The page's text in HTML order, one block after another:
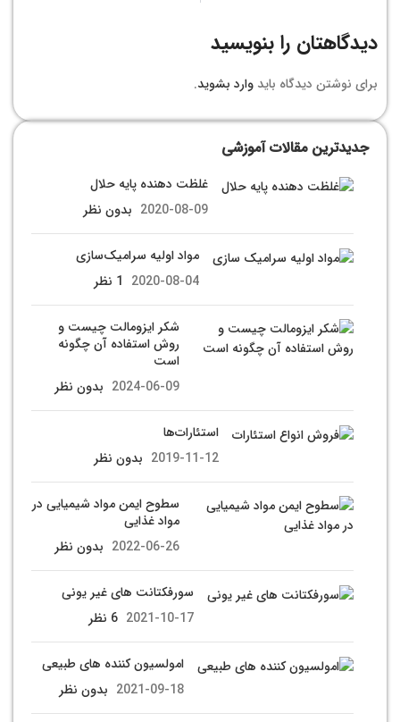
دیدگاهتان را بنویسید
برای نوشتن دیدگاه باید وارد بشوید.
جدیدترین مقالات آموزشی
غلظت دهنده پایه حلال
2020-08-09 بدون نظر
مواد اولیه سرامیک‌سازی
2020-08-04 1 نظر
شکر ایزومالت چیست و
روش استفاده آن چگونه
است
2024-06-09 بدون نظر
استئارات‌ها
2019-11-12 بدون نظر
سطوح ایمن مواد شیمیایی در
مواد غذایی
2022-06-26 بدون نظر
سورفکتانت های غیر یونی
2021-10-17 6 نظر
امولسیون کننده های طبیعی
2021-09-18 بدون نظر